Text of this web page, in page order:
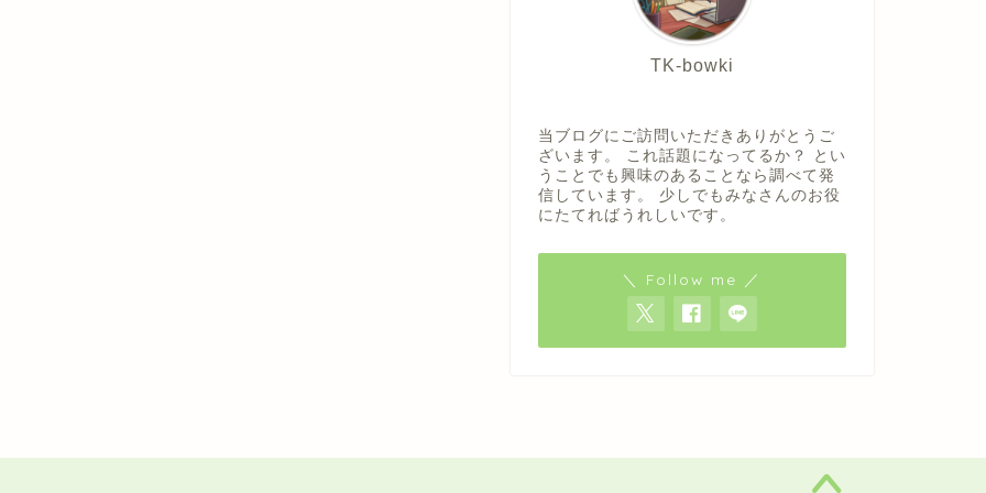
TK-bowki
当ブログにご訪問いただきありがとうご
ざいます。 これ話題になってるか？ とい
うことでも興味のあることなら調べて発
信しています。 少しでもみなさんのお役
にたてればうれしいです。
＼ Follow me ／